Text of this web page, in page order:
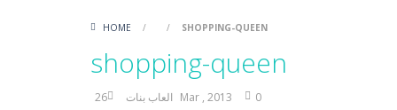
HOME / / SHOPPING-QUEEN
shopping-queen
العاب بنات 26 Mar , 2013 0